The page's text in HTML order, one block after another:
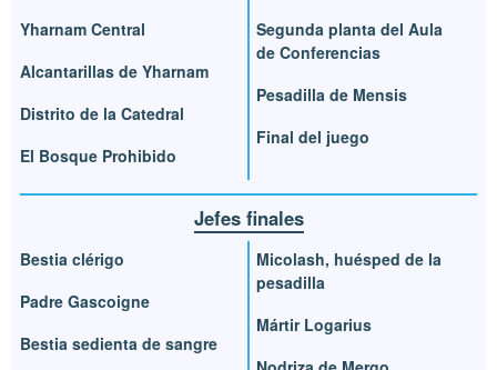
Yharnam Central
Alcantarillas de Yharnam
Distrito de la Catedral
El Bosque Prohibido
Segunda planta del Aula
de Conferencias
Pesadilla de Mensis
Final del juego
Jefes finales
Bestia clérigo
Padre Gascoigne
Bestia sedienta de sangre
Micolash, huésped de la
pesadilla
Mártir Logarius